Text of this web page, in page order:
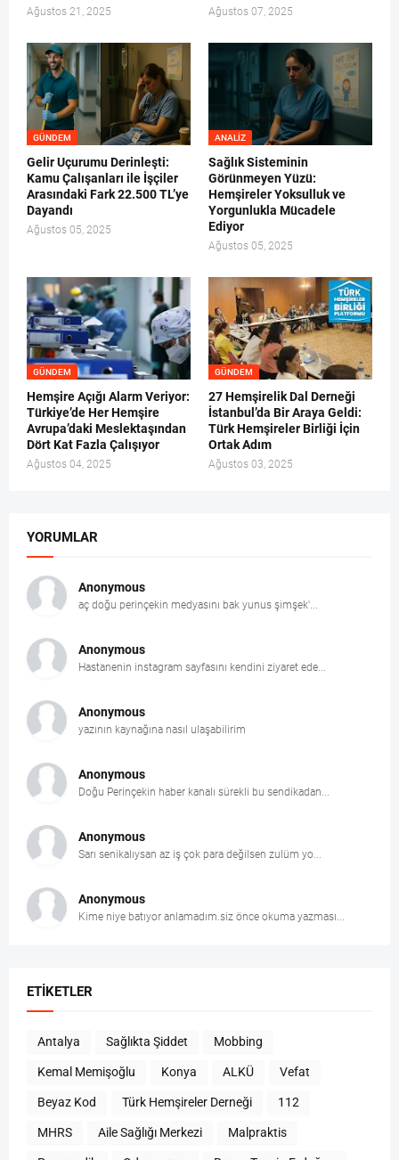
Ağustos 21, 2025 Ağustos 07, 2025
GÜNDEM
Gelir Uçurumu Derinleşti:
Kamu Çalışanları ile İşçiler
Arasındaki Fark 22.500 TL’ye
Dayandı
Ağustos 05, 2025
ANALIZ
Sağlık Sisteminin
Görünmeyen Yüzü:
Hemşireler Yoksulluk ve
Yorgunlukla Mücadele
Ediyor
Ağustos 05, 2025
GÜNDEM
Hemşire Açığı Alarm Veriyor:
Türkiye’de Her Hemşire
Avrupa’daki Meslektaşından
Dört Kat Fazla Çalışıyor
Ağustos 04, 2025
GÜNDEM
27 Hemşirelik Dal Derneği
İstanbul’da Bir Araya Geldi:
Türk Hemşireler Birliği İçin
Ortak Adım
Ağustos 03, 2025
YORUMLAR
Anonymous
aç doğu perinçekin medyasını bak yunus şimşek'...
Anonymous
Hastanenin instagram sayfasını kendini ziyaret ede...
Anonymous
yazının kaynağına nasıl ulaşabilirim
Anonymous
Doğu Perinçekin haber kanalı sürekli bu sendikadan...
Anonymous
Sarı senikalıysan az iş çok para değilsen zulüm yo...
Anonymous
Kime niye batıyor anlamadım.siz önce okuma yazması...
ETIKETLER
Antalya Sağlıkta Şiddet Mobbing
Kemal Memişoğlu Konya ALKÜ Vefat
Beyaz Kod Türk Hemşireler Derneği 112
MHRS Aile Sağlığı Merkezi Malpraktis